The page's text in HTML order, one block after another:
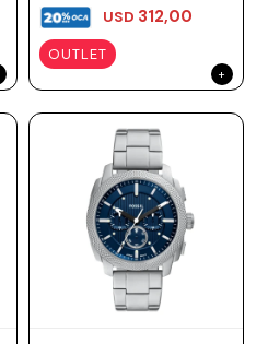
USD 312,00
OUTLET